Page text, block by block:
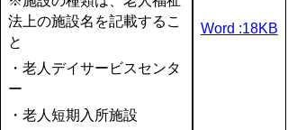
法上の施設名を記載するこ
と
・老人デイサービスセンタ
ー
・老人短期入所施設
Word :18KB